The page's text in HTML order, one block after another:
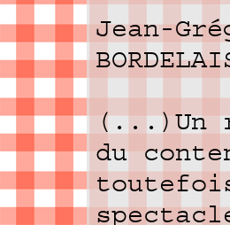
Jean-
(...)Un
du